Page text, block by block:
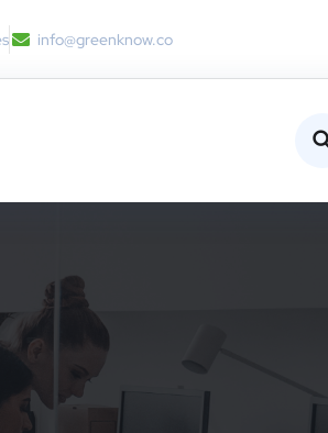
info@greenknow.co